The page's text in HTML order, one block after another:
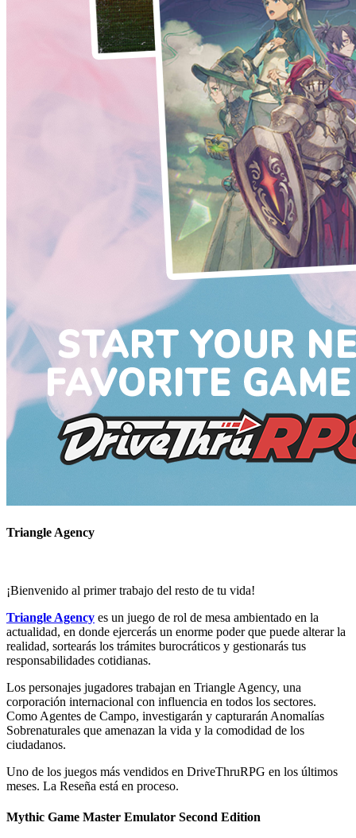
Triangle Agency
¡Bienvenido al primer trabajo del resto de tu vida!
Triangle Agency es un juego de rol de mesa ambientado en la
actualidad, en donde ejercerás un enorme poder que puede alterar la
realidad, sortearás los trámites burocráticos y gestionarás tus
responsabilidades cotidianas.
Los personajes jugadores trabajan en Triangle Agency, una
corporación internacional con influencia en todos los sectores.
Como Agentes de Campo, investigarán y capturarán Anomalías
Sobrenaturales que amenazan la vida y la comodidad de los
ciudadanos.
Uno de los juegos más vendidos en DriveThruRPG en los últimos
meses. La Reseña está en proceso.
Mythic Game Master Emulator Second Edition